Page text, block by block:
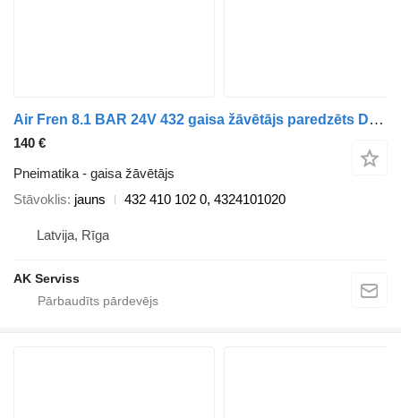
Air Fren 8.1 BAR 24V 432 gaisa žāvētājs paredzēts DAF XF 95 vilcēja
140 €
Pneimatika - gaisa žāvētājs
Stāvoklis jauns 432 410 102 0, 4324101020
Latvija, Rīga
AK Serviss